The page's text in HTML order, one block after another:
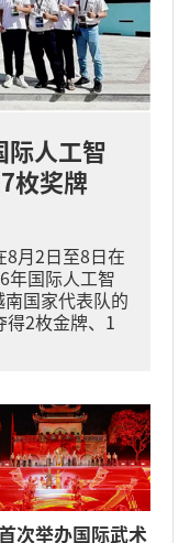
人工智
枚奖牌
8月2日至8日在
年国际人工智
国家代表队的
得2枚金牌、1
次举办国际武术